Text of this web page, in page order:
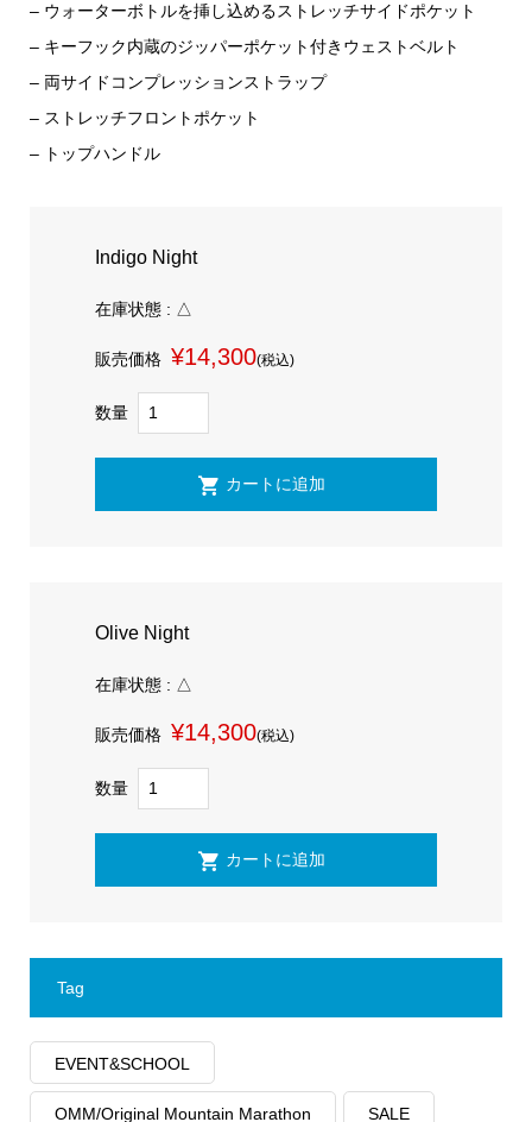
– ウォーターボトルを挿し込めるストレッチサイドポケット
– キーフック内蔵のジッパーポケット付きウェストベルト
– 両サイドコンプレッションストラップ
– ストレッチフロントポケット
– トップハンドル
Indigo Night
在庫状態 : △
販売価格 ¥14,300(税込)
数量
Olive Night
在庫状態 : △
販売価格 ¥14,300(税込)
数量
Tag
EVENT&SCHOOL
OMM/Original Mountain Marathon SALE